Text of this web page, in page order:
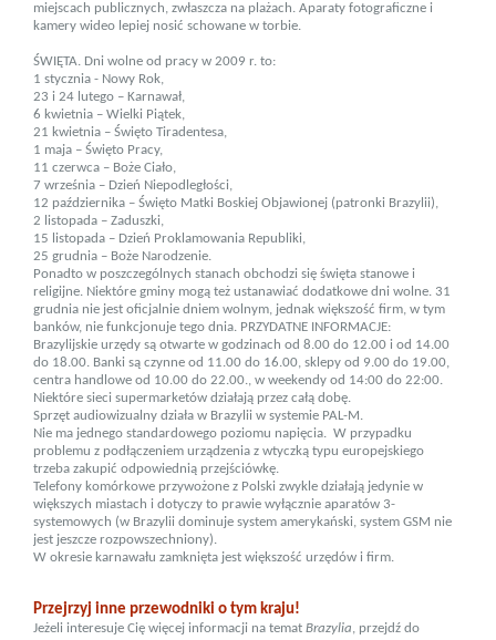
miejscach publicz­nych, zwłaszcza na plażach. Aparaty fotograficzne i
kamery wideo lepiej nosić schowane w torbie.
ŚWIĘTA. Dni wolne od pracy w 2009 r. to:
1 stycznia - Nowy Rok,
23 i 24 lu­tego – Karnawał,
6 kwietnia – Wielki Piątek,
21 kwietnia – Święto Tiradentesa,
1 maja – Święto Pracy,
11 czerwca – Boże Ciało,
7 września – Dzień Niepodległości,
12 października – Święto Matki Boskiej Objawionej (patronki Brazylii),
2 listopada – Za­dusz­ki,
15 listopada – Dzień Proklamowania Republiki,
25 grud­nia – Boże Narodzenie.
Ponadto w poszczególnych stanach obchodzi się święta stanowe i
religijne. Niektóre gminy mogą też ustanawiać dodatkowe dni wolne. 31
grudnia nie jest oficjalnie dniem wolnym, jednak większość firm, w tym
banków, nie funkcjonuje tego dnia. PRZYDATNE INFORMACJE:
Brazylijskie urzędy są otwarte w godzinach od 8.00 do 12.00 i od 14.00
do 18.00. Banki są czynne od 11.00 do 16.00, sklepy od 9.00 do 19.00,
centra handlowe od 10.00 do 22.00., w weekendy od 14:00 do 22:00.
Niektóre sieci supermarketów działają przez całą dobę.
Sprzęt audiowizualny działa w Brazylii w systemie PAL-M.
Nie ma jednego standardowego poziomu napięcia. W przypadku
problemu z podłączeniem urządzenia z wtyczką typu europejskiego
trzeba zakupić odpowiednią przejściówkę.
Telefony komórkowe przywożone z Polski zwykle działają jedynie w
większych miastach i dotyczy to prawie wyłącznie aparatów 3-
systemowych (w Brazylii dominuje system amerykański, system GSM nie
jest jeszcze rozpowszechniony).
W okresie karnawału zamknięta jest większość urzędów i firm.
Przejrzyj inne przewodniki o tym kraju!
Jeżeli interesuje Cię więcej informacji na temat Brazylia, przejdź do